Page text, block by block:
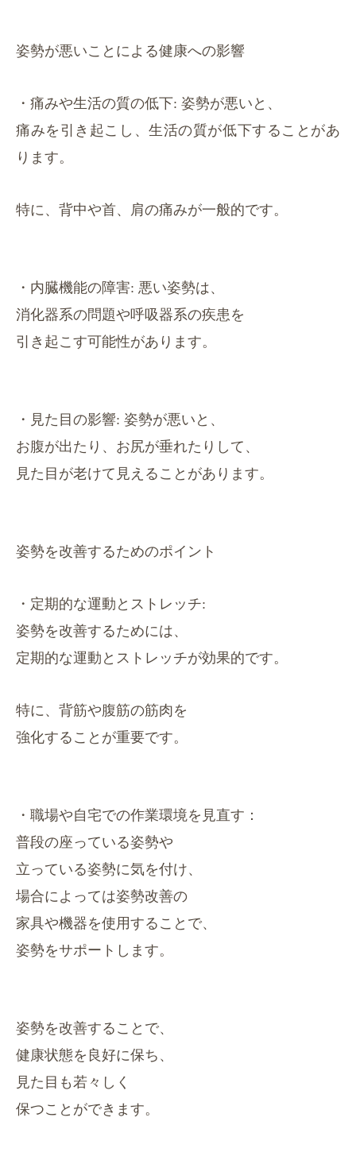
姿勢が悪いことによる健康への影響
・痛みや生活の質の低下: 姿勢が悪いと、
痛みを引き起こし、生活の質が低下することがあ
ります。
特に、背中や首、肩の痛みが一般的です。
・内臓機能の障害: 悪い姿勢は、
消化器系の問題や呼吸器系の疾患を
引き起こす可能性があります。
・見た目の影響: 姿勢が悪いと、
お腹が出たり、お尻が垂れたりして、
見た目が老けて見えることがあります。
姿勢を改善するためのポイント
・定期的な運動とストレッチ:
姿勢を改善するためには、
定期的な運動とストレッチが効果的です。
特に、背筋や腹筋の筋肉を
強化することが重要です。
・職場や自宅での作業環境を見直す：
普段の座っている姿勢や
立っている姿勢に気を付け、
場合によっては姿勢改善の
家具や機器を使用することで、
姿勢をサポートします。
姿勢を改善することで、
健康状態を良好に保ち、
見た目も若々しく
保つことができます。